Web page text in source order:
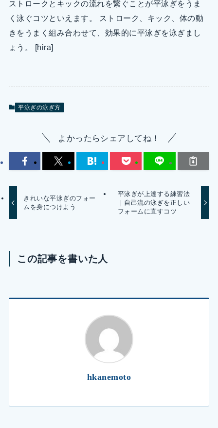
ストロークとキックの流れを繋ぐことが平泳ぎをうま
く泳ぐコツといえます。 ストローク、キック、体の動
きをうまく組み合わせて、効果的に平泳ぎを泳ぎまし
ょう。 [hira]
平泳ぎの泳ぎ方
よかったらシェアしてね！
きれいな平泳ぎのフォー
ムを身につけよう
平泳ぎが上達する練習法
｜自己流の泳ぎを正しい
フォームに直すコツ
この記事を書いた人
hkanemoto